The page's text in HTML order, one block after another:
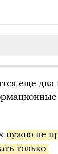
еще два
нужно не
только